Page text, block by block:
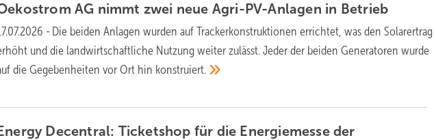
AG nimmt zwei neue Agri-PV-Anlagen in Betrieb
- Die beiden Anlagen wurden auf Trackerkonstruktionen errichtet, was den Solarertrag
und die landwirtschaftliche Nutzung weiter zulässt. Jeder der beiden Generatoren wurde
die Gegebenheiten vor Ort hin konstruiert.
Energy Decentral: Ticketshop für die Energiemesse der